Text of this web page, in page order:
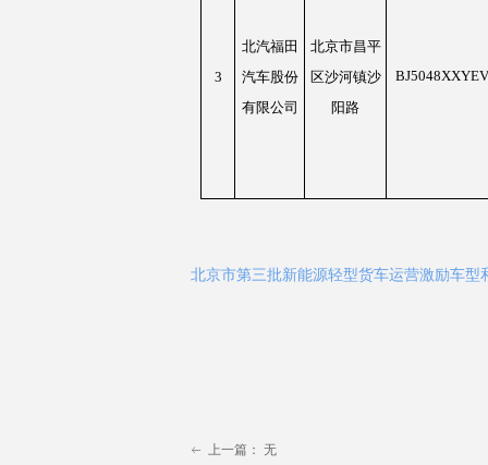
3
北汽福田
汽车股份
有限公司
北京市昌平
区沙河镇沙
阳路
北京市第三批新能源轻型货车运营激励车型
ꂃ 上一篇： 无